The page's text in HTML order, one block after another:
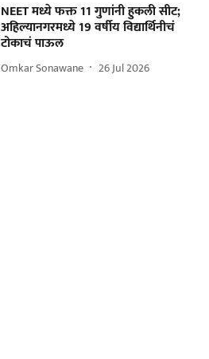
NEET मध्ये फक्त 11 गुणांनी हुकली सीट;
अहिल्यानगरमध्ये 19 वर्षीय विद्यार्थिनीचं
टोकाचं पाऊल
Omkar Sonawane 26 Jul 2026